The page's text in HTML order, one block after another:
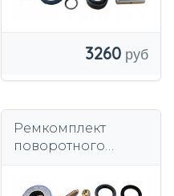
3260
Ремкомплект
поворотного
e0041739